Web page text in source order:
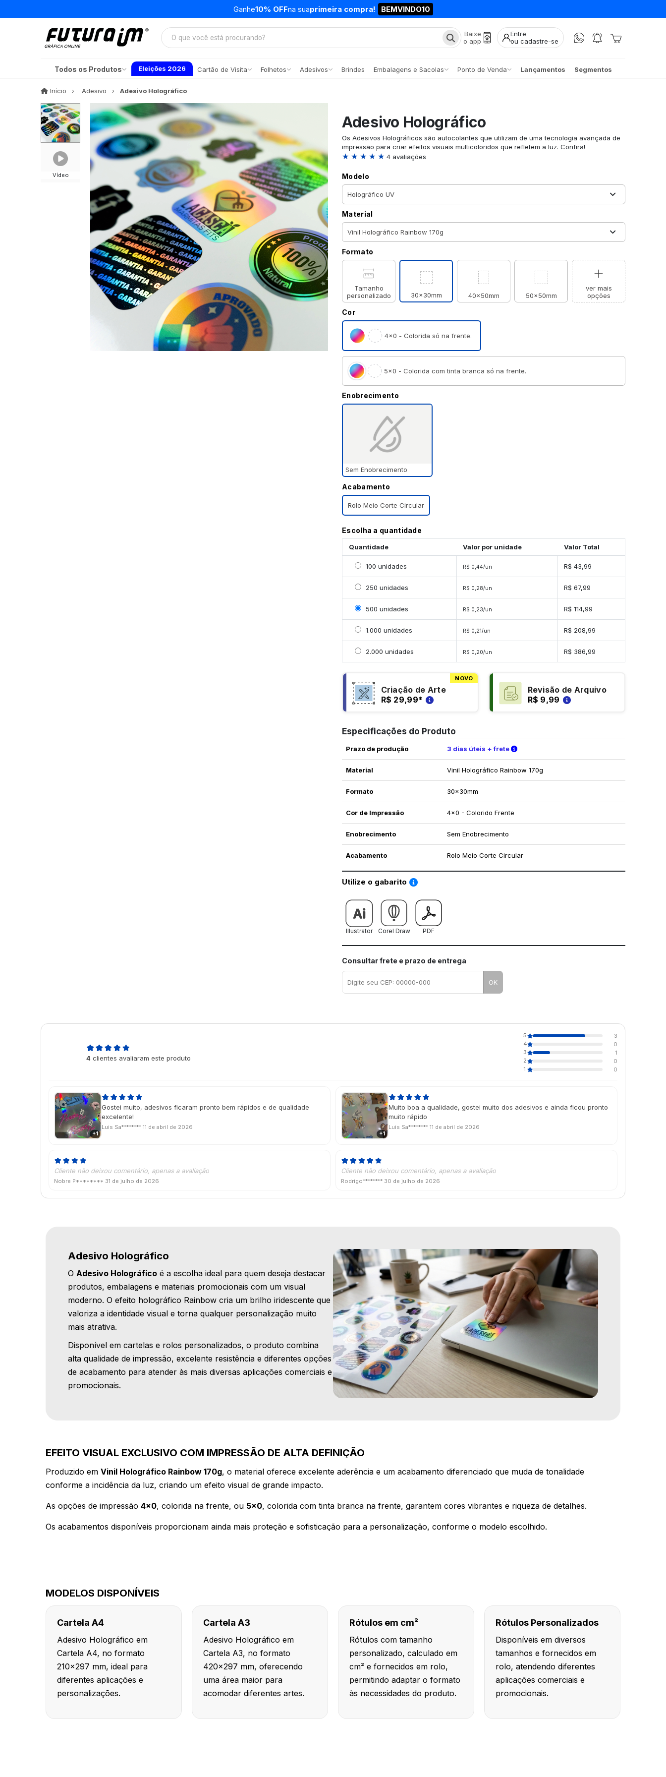
Ganhe10% OFFna suaprimeira compra! BEMVINDO10
Baixe
o app
Entre
ou cadastre-se
Todos os Produtos Eleições 2026 Cartão de Visita Folhetos Adesivos Brindes Embalagens e Sacolas Ponto de Venda Lançamentos Segmentos
Início Início Adesivo Adesivo Holográfico
Vídeo
Adesivo Holográfico
Os Adesivos Holográficos são autocolantes que utilizam de uma tecnologia avançada de
impressão para criar efeitos visuais multicoloridos que refletem a luz. Confira!
★ ★ ★ ★ ★ 4 avaliações
Modelo
Material
Formato
Tamanho
personalizado
30x30mm 40x50mm 50x50mm
ver mais
opções
Cor
4×0 - Colorida só na frente.
5×0 - Colorida com tinta branca só na frente.
Enobrecimento
Sem Enobrecimento
Acabamento
Rolo Meio Corte Circular
Escolha a quantidade
Quantidade Valor por unidade Valor Total
Selecionar 100 unidades
100 unidades R$ 0,44/un R$ 43,99
Selecionar 250 unidades
250 unidades R$ 0,28/un R$ 67,99
Selecionar 500 unidades
500 unidades R$ 0,23/un R$ 114,99
Selecionar 1000 unidades
1.000 unidades R$ 0,21/un R$ 208,99
Selecionar 2000 unidades
2.000 unidades R$ 0,20/un R$ 386,99
NOVO
Criação de Arte
R$ 29,99*
Revisão de Arquivo
R$ 9,99
Especificações do Produto
Prazo de produção 3 dias úteis + frete Verifique as condições de entrega
Material Vinil Holográfico Rainbow 170g
Formato 30x30mm
Cor de Impressão 4x0 - Colorido Frente
Enobrecimento Sem Enobrecimento
Acabamento Rolo Meio Corte Circular
Utilize o gabarito Saiba como utilizar os nossos gabaritos
Illustrator Corel Draw PDF
Consultar frete e prazo de entrega
OK
4 clientes avaliaram este produto
5
3
4
0
3
1
2
0
1
0
+1
Gostei muito, adesivos ficaram pronto bem rápidos e de qualidade
excelente!
Luis Sa******** 11 de abril de 2026
+1
Muito boa a qualidade, gostei muito dos adesivos e ainda ficou pronto
muito rápido
Luis Sa******** 11 de abril de 2026
Cliente não deixou comentário, apenas a avaliação
Nobre P******** 31 de julho de 2026
Cliente não deixou comentário, apenas a avaliação
Rodrigo******** 30 de julho de 2026
Adesivo Holográfico
O Adesivo Holográfico é a escolha ideal para quem deseja destacar
produtos, embalagens e materiais promocionais com um visual
moderno. O efeito holográfico Rainbow cria um brilho iridescente que
valoriza a identidade visual e torna qualquer personalização muito
mais atrativa.
Disponível em cartelas e rolos personalizados, o produto combina
alta qualidade de impressão, excelente resistência e diferentes opções
de acabamento para atender às mais diversas aplicações comerciais e
promocionais.
EFEITO VISUAL EXCLUSIVO COM IMPRESSÃO DE ALTA DEFINIÇÃO
Produzido em Vinil Holográfico Rainbow 170g, o material oferece excelente aderência e um acabamento diferenciado que muda de tonalidade
conforme a incidência da luz, criando um efeito visual de grande impacto.
As opções de impressão 4x0, colorida na frente, ou 5x0, colorida com tinta branca na frente, garantem cores vibrantes e riqueza de detalhes.
Os acabamentos disponíveis proporcionam ainda mais proteção e sofisticação para a personalização, conforme o modelo escolhido.
MODELOS DISPONÍVEIS
Cartela A4
Adesivo Holográfico em
Cartela A4, no formato
210x297 mm, ideal para
diferentes aplicações e
personalizações.
Cartela A3
Adesivo Holográfico em
Cartela A3, no formato
420x297 mm, oferecendo
uma área maior para
acomodar diferentes artes.
Rótulos em cm²
Rótulos com tamanho
personalizado, calculado em
cm² e fornecidos em rolo,
permitindo adaptar o formato
às necessidades do produto.
Rótulos Personalizados
Disponíveis em diversos
tamanhos e fornecidos em
rolo, atendendo diferentes
aplicações comerciais e
promocionais.